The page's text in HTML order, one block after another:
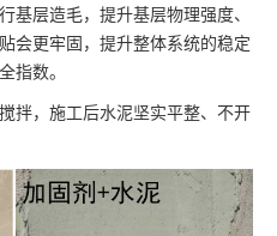
基层造毛，提升基层物理强度、
会更牢固，提升整体系统的稳定
指数。
拌，施工后水泥坚实平整、不开